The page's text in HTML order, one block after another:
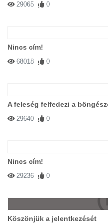
29065 0
Nincs cím!
68018 0
A feleség felfedezi a
29640 0
Nincs cím!
29236 0
Köszönjük a jelentkezését